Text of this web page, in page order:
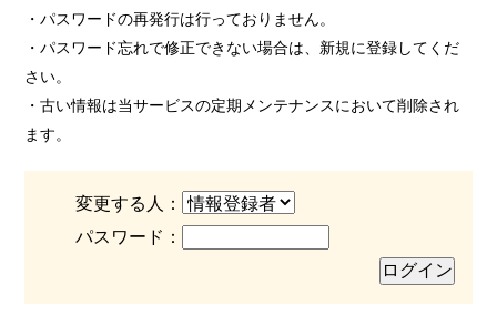
・パスワードの再発行は行っておりません。
・パスワード忘れで修正できない場合は、新規に登録してくだ
さい。
・古い情報は当サービスの定期メンテナンスにおいて削除され
ます。
変更する人：
パスワード：